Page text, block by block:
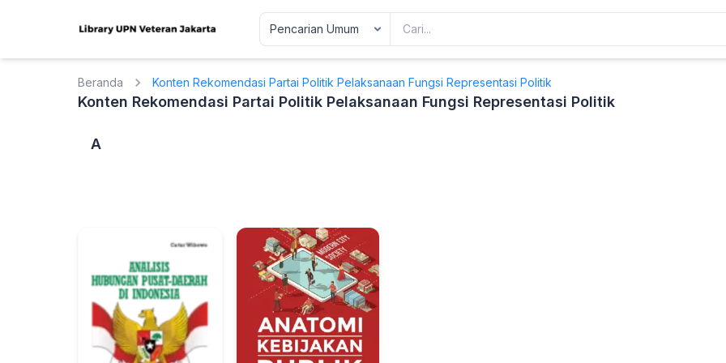
Beranda Konten Rekomendasi Partai Politik Pelaksanaan Fungsi Representasi Politik
Konten Rekomendasi Partai Politik Pelaksanaan Fungsi Representasi Politik
A